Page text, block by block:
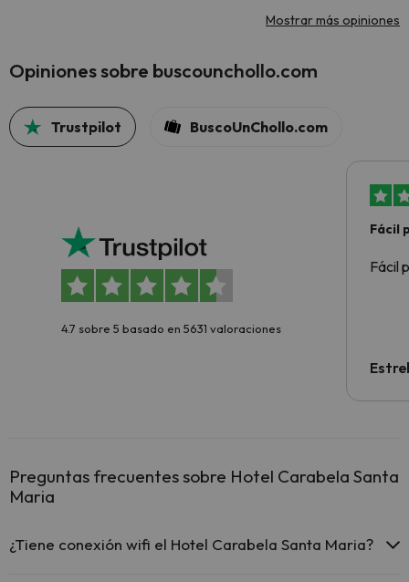
Mostrar más opiniones
Opiniones sobre buscounchollo.com
Trustpilot BuscoUnChollo.com
4.7 sobre 5 basado en 5631 valoraciones
Fácil
Fácil
Preguntas frecuentes sobre Hotel Carabela Santa
Maria
¿Tiene conexión wifi el Hotel Carabela Santa Maria?